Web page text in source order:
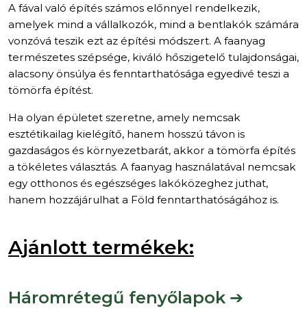
A fával való építés számos előnnyel rendelkezik,
amelyek mind a vállalkozók, mind a bentlakók számára
vonzóvá teszik ezt az építési módszert. A faanyag
természetes szépsége, kiváló hőszigetelő tulajdonságai,
alacsony önsúlya és fenntarthatósága egyedivé teszi a
tömörfa építést.
Ha olyan épületet szeretne, amely nemcsak
esztétikailag kielégítő, hanem hosszú távon is
gazdaságos és környezetbarát, akkor a tömörfa építés
a tökéletes választás. A faanyag használatával nemcsak
egy otthonos és egészséges lakóközeghez juthat,
hanem hozzájárulhat a Föld fenntarthatóságához is.
Ajánlott termékek:
Háromrétegű fenyőlapok ➔